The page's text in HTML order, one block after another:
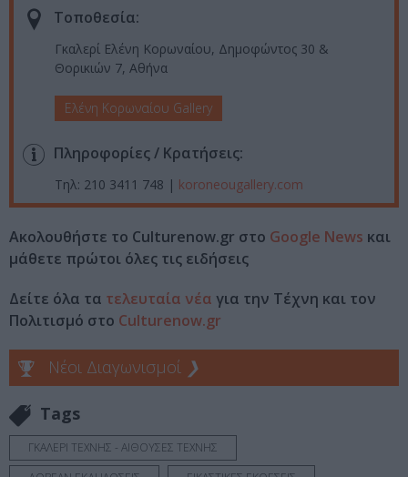
Τοποθεσία:
Γκαλερί Ελένη Κορωναίου, Δημοφώντος 30 &
Θορικιών 7, Αθήνα
Ελένη Κορωναίου Gallery
Πληροφορίες / Κρατήσεις:
Τηλ: 210 3411 748 | koroneougallery.com
Ακολουθήστε το Culturenow.gr στο Google News και
μάθετε πρώτοι όλες τις ειδήσεις
Δείτε όλα τα τελευταία νέα για την Τέχνη και τον
Πολιτισμό στο Culturenow.gr
Νέοι Διαγωνισμοί ❯
Tags
ΓΚΑΛΕΡΙ ΤΕΧΝΗΣ - ΑΙΘΟΥΣΕΣ ΤΕΧΝΗΣ